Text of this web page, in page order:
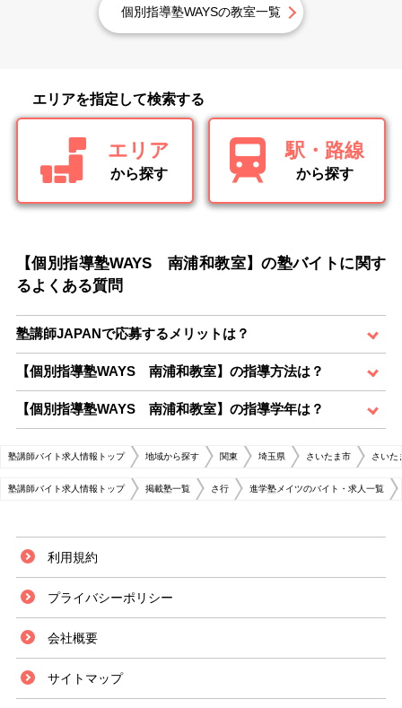
個別指導塾WAYSの教室一覧
エリアを指定して検索する
エリア
から探す
駅・路線
から探す
【個別指導塾WAYS 南浦和教室】の塾バイトに関す
るよくある質問
塾講師JAPANで応募するメリットは？
【個別指導塾WAYS 南浦和教室】の指導方法は？
【個別指導塾WAYS 南浦和教室】の指導学年は？
塾講師バイト求人情報トップ 地域から探す 関東 埼玉県 さいたま市 さいた
塾講師バイト求人情報トップ 掲載塾一覧 さ行 進学塾メイツのバイト・求人一覧
利用規約
プライバシーポリシー
会社概要
サイトマップ